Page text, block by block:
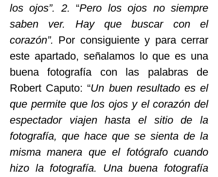
los ojos”. 2. “Pero los ojos no siempre
saben ver. Hay que buscar con el
corazón”. Por consiguiente y para cerrar
este apartado, señalamos lo que es una
buena fotografía con las palabras de
Robert Caputo: “Un buen resultado es el
que permite que los ojos y el corazón del
espectador viajen hasta el sitio de la
fotografía, que hace que se sienta de la
misma manera que el fotógrafo cuando
hizo la fotografía. Una buena fotografía